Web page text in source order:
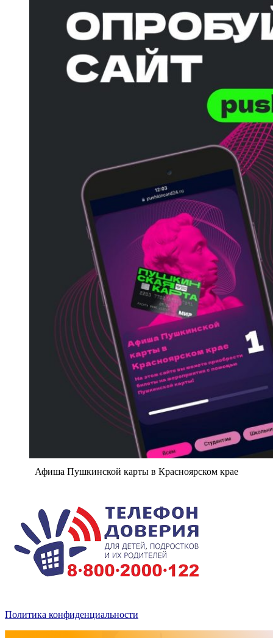
Афиша Пушкинской карты в Красноярском крае
Политика конфиденциальности